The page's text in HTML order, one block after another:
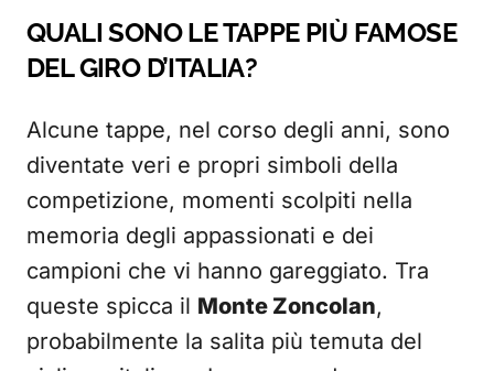
QUALI SONO LE TAPPE PIÙ FAMOSE
DEL GIRO D’ITALIA?
Alcune tappe, nel corso degli anni, sono
diventate veri e propri simboli della
competizione, momenti scolpiti nella
memoria degli appassionati e dei
campioni che vi hanno gareggiato. Tra
queste spicca il Monte Zoncolan,
probabilmente la salita più temuta del